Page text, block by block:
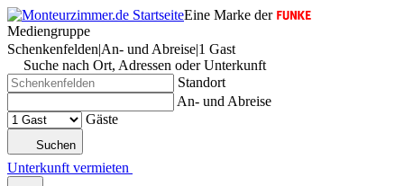
Eine Marke der
Mediengruppe
Schenkenfelden|An- und Abreise|1 Gast
Suche nach Ort, Adressen oder Unterkunft
Standort
An- und Abreise
Gäste
Suchen
Unterkunft vermieten